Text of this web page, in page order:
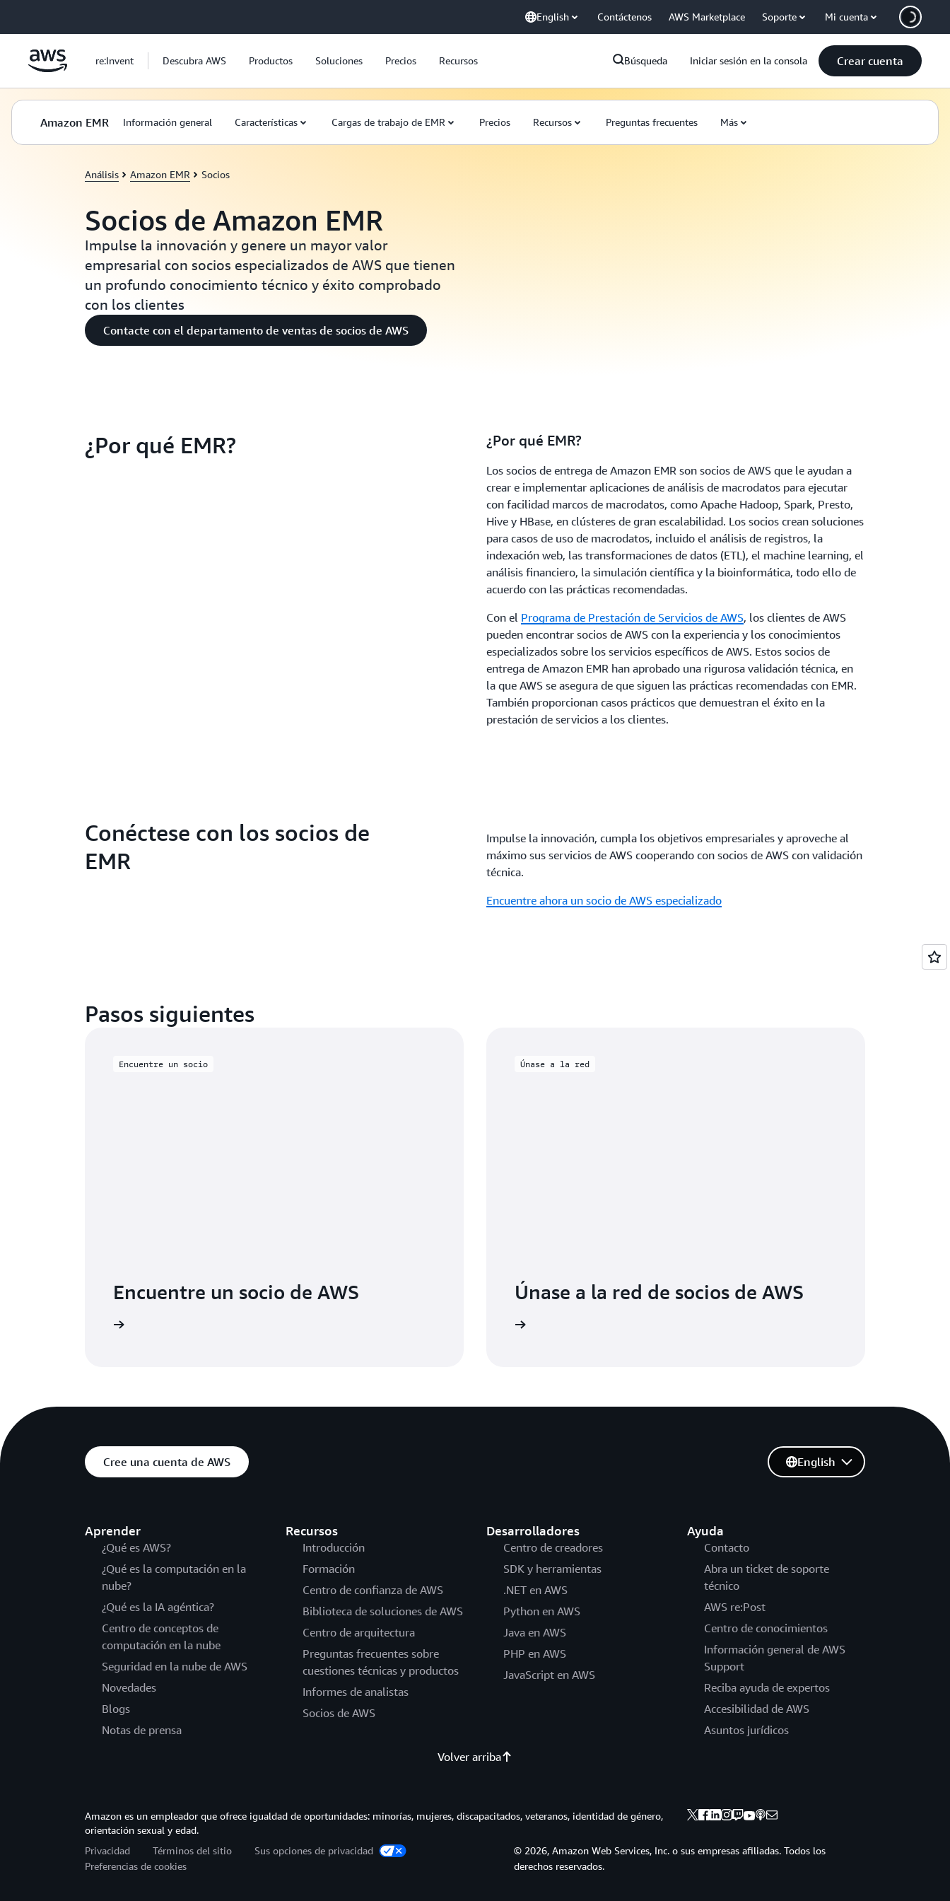
English Contáctenos AWS Marketplace Soporte Mi cuenta
re:Invent Descubra AWS Productos Soluciones Precios Recursos Búsqueda Iniciar sesión en la consola Crear cuenta
Amazon EMR Información general Características Cargas de trabajo de EMR Precios Recursos Preguntas frecuentes Más
Análisis Amazon EMR Socios
Socios de Amazon EMR
Impulse la innovación y genere un mayor valor
empresarial con socios especializados de AWS que tienen
un profundo conocimiento técnico y éxito comprobado
con los clientes
Contacte con el departamento de ventas de socios de AWS
¿Por qué EMR? ¿Por qué EMR?
Los socios de entrega de Amazon EMR son socios de AWS que le ayudan a
crear e implementar aplicaciones de análisis de macrodatos para ejecutar
con facilidad marcos de macrodatos, como Apache Hadoop, Spark, Presto,
Hive y HBase, en clústeres de gran escalabilidad. Los socios crean soluciones
para casos de uso de macrodatos, incluido el análisis de registros, la
indexación web, las transformaciones de datos (ETL), el machine learning, el
análisis financiero, la simulación científica y la bioinformática, todo ello de
acuerdo con las prácticas recomendadas.
Con el Programa de Prestación de Servicios de AWS, los clientes de AWS
pueden encontrar socios de AWS con la experiencia y los conocimientos
especializados sobre los servicios específicos de AWS. Estos socios de
entrega de Amazon EMR han aprobado una rigurosa validación técnica, en
la que AWS se asegura de que siguen las prácticas recomendadas con EMR.
También proporcionan casos prácticos que demuestran el éxito en la
prestación de servicios a los clientes.
Conéctese con los socios de
EMR
Impulse la innovación, cumpla los objetivos empresariales y aproveche al
máximo sus servicios de AWS cooperando con socios de AWS con validación
técnica.
Encuentre ahora un socio de AWS especializado
Pasos siguientes
Encuentre un socio
Encuentre un socio de AWS
Únase a la red
Únase a la red de socios de AWS
Cree una cuenta de AWS
Aprender
¿Qué es AWS?
¿Qué es la computación en la
nube?
¿Qué es la IA agéntica?
Centro de conceptos de
computación en la nube
Seguridad en la nube de AWS
Novedades
Blogs
Notas de prensa
Recursos
Introducción
Formación
Centro de confianza de AWS
Biblioteca de soluciones de AWS
Centro de arquitectura
Preguntas frecuentes sobre
cuestiones técnicas y productos
Informes de analistas
Socios de AWS
Desarrolladores
Centro de creadores
SDK y herramientas
.NET en AWS
Python en AWS
Java en AWS
PHP en AWS
JavaScript en AWS
Ayuda
Contacto
Abra un ticket de soporte
técnico
AWS re:Post
Centro de conocimientos
Información general de AWS
Support
Reciba ayuda de expertos
Accesibilidad de AWS
Asuntos jurídicos
English
Volver arriba
Amazon es un empleador que ofrece igualdad de oportunidades: minorías, mujeres, discapacitados, veteranos, identidad de género,
orientación sexual y edad.
Privacidad
Términos del sitio
Sus opciones de privacidad
Preferencias de cookies
© 2026, Amazon Web Services, Inc. o sus empresas afiliadas. Todos los
derechos reservados.